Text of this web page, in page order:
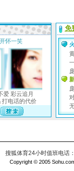
搜狐体育24小时值班电话
Copyright © 2005